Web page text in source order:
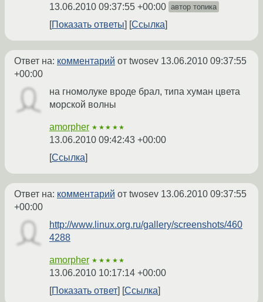
13.06.2010 09:37:55 +00:00 автор топика
Показать ответы Ссылка
Ответ на: комментарий от twosev 13.06.2010 09:37:55
+00:00
на гномолуке вроде брал, типа хуман цвета
морской волны
amorpher ★★★★★
13.06.2010 09:42:43 +00:00
Ссылка
Ответ на: комментарий от twosev 13.06.2010 09:37:55
+00:00
http://www.linux.org.ru/gallery/screenshots/460
4288
amorpher ★★★★★
13.06.2010 10:17:14 +00:00
Показать ответ
Ссылка